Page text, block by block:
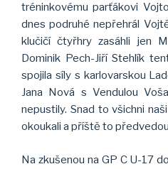
tréninkovému parťákovi
dnes podruhé nepřehrál
klučičí čtyřhry zasáhli jen
Dominik Pech-Jiří Stehlík
spojila síly s karlovarskou
Jana Nová s Vendulou
nepustily. Snad to všichni
okoukali a příště to
Na zkušenou na GP C U-17